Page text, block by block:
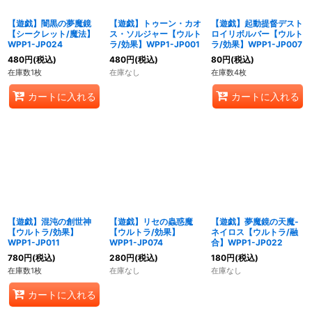
【遊戯】闇黒の夢魔鏡
【シークレット/魔法】
WPP1-JP024
480円(税込)
在庫数1枚
カートに入れる
【遊戯】トゥーン・カオ
ス・ソルジャー【ウルト
ラ/効果】WPP1-JP001
480円(税込)
在庫なし
【遊戯】起動提督デスト
ロイリボルバー【ウルト
ラ/効果】WPP1-JP007
80円(税込)
在庫数4枚
カートに入れる
【遊戯】混沌の創世神
【ウルトラ/効果】
WPP1-JP011
780円(税込)
在庫数1枚
カートに入れる
【遊戯】リセの蟲惑魔
【ウルトラ/効果】
WPP1-JP074
280円(税込)
在庫なし
【遊戯】夢魔鏡の天魔-
ネイロス【ウルトラ/融
合】WPP1-JP022
180円(税込)
在庫なし